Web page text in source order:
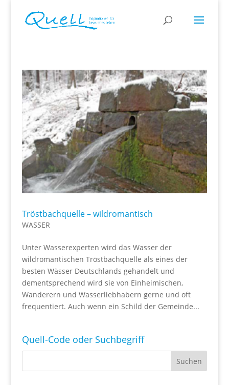
Tröstbachquelle – wildromantisch
WASSER
Unter Wasserexperten wird das Wasser der
wildromantischen Tröstbachquelle als eines der
besten Wässer Deutschlands gehandelt und
dementsprechend wird sie von Einheimischen,
Wanderern und Wasserliebhabern gerne und oft
frequentiert. Auch wenn ein Schild der Gemeinde...
Quell-Code oder Suchbegriff